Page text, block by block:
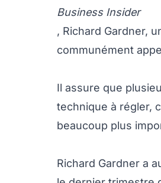
Business Insider
, Richard Gardner,
communément
Il assure que
technique à régler,
beaucoup plus
Richard Gardner a